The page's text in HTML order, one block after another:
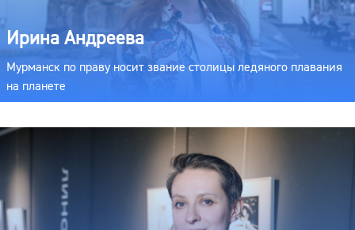
Ирина Андреева
Мурманск по праву носит звание столицы ледяного плавания
на планете